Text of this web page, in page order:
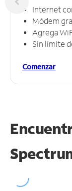
Internet
Módem
Agrega
Sin límite
Comenzar